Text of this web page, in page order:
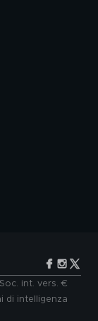
int. vers. €
di intelligenza